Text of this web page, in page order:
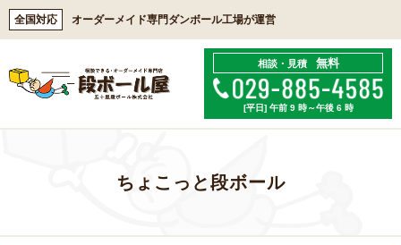
全国対応 オーダーメイド専門ダンボール工場が運営
相談・見積 無料
[平日] 午前 9 時～午後 6 時
ちょこっと段ボール